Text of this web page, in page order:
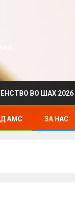
2026 НА ЛИЦА
АМС ЗА НАС